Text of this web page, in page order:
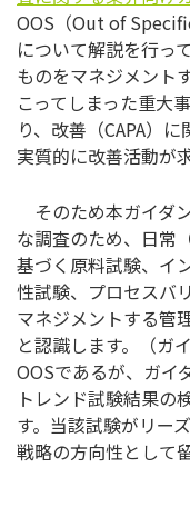
OOS（Out of
について解説を行っ
ものをマネジメント
こってしまった重大
り、改善（CAPA）
実質的に改善活動が
そのため本ガイダ
な調査のため、日常
基づく原料試験、イ
性試験、プロセスバ
マネジメントする管
と認識します。（ガ
OOSであるが、ガイ
トレンド試験結果の
す。当該試験がリー
戦略の方向性として